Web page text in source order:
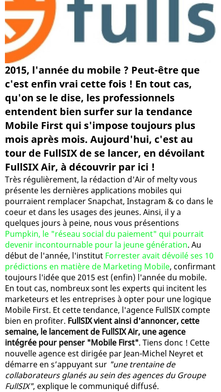
2015, l'année du mobile ? Peut-être que
c'est enfin vrai cette fois ! En tout cas,
qu'on se le dise, les professionnels
entendent bien surfer sur la tendance
Mobile First qui s'impose toujours plus
mois après mois. Aujourd'hui, c'est au
tour de FullSIX de se lancer, en dévoilant
FullSIX Air, à découvrir par ici !
Très régulièrement, la rédaction d'Air of melty vous
présente les dernières applications mobiles qui
pourraient remplacer Snapchat, Instagram & co dans le
coeur et dans les usages des jeunes. Ainsi, il y a
quelques jours à peine, nous vous présentions
Pumpkin, le "réseau social du paiement" qui pourrait
devenir incontournable pour la jeune génération. Au
début de l'année, l'institut Forrester avait dévoilé ses 10
prédictions en matière de Marketing Mobile, confirmant
toujours l'idée que 2015 est (enfin) l'année du mobile.
En tout cas, nombreux sont les experts qui incitent les
marketeurs et les entreprises à opter pour une logique
Mobile First. Et cette tendance, l'agence FullSIX compte
bien en profiter. FullSIX vient ainsi d'annoncer, cette
semaine, le lancement de FullSIX Air, une agence
intégrée pour penser "Mobile First". Tiens donc ! Cette
nouvelle agence est dirigée par Jean-Michel Neyret et
démarre en s’appuyant sur "une trentaine de
collaborateurs glanés au sein des agences du Groupe
FullSIX", explique le communiqué diffusé.